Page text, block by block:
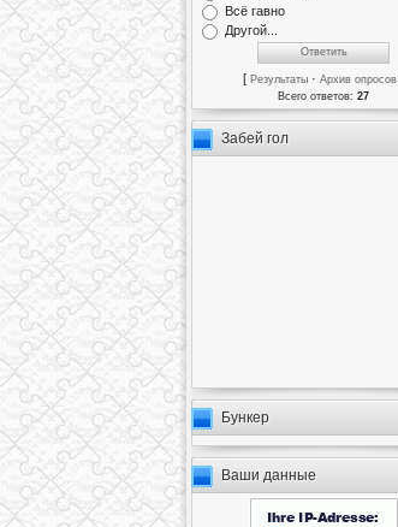
Всё гавно
Другой...
[ Результаты · Архив опросов
Всего ответов: 27
Забей гол
Бункер
Ваши данные